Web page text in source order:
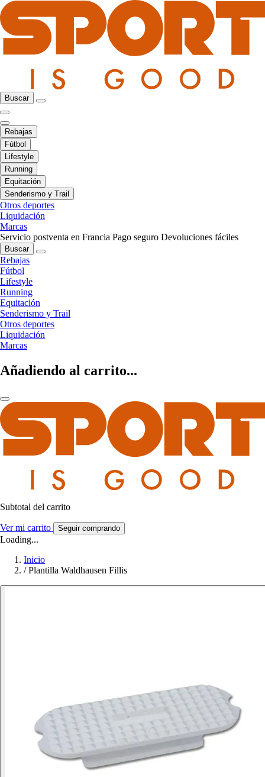
Buscar
Rebajas
Fútbol
Lifestyle
Running
Equitación
Senderismo y Trail
Otros deportes
Liquidación
Marcas
Servicio postventa en Francia Pago seguro Devoluciones fáciles
Buscar
Rebajas
Fútbol
Lifestyle
Running
Equitación
Senderismo y Trail
Otros deportes
Liquidación
Marcas
Añadiendo al carrito...
Subtotal del carrito
Ver mi carrito Seguir comprando
Loading...
Inicio
/ Plantilla Waldhausen Fillis